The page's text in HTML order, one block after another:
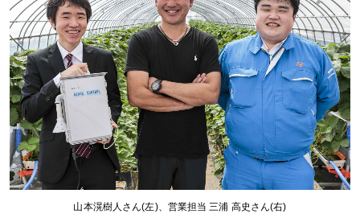
山本滉樹人さん(左)、営業担当 三浦 高史さん(右)